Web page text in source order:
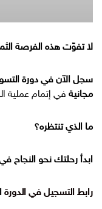
لا تفوّت هذه الفرصة
سجل الآن في دورة
مجانية في إتمام عملية
ما الذي تنتظره؟
ابدأ رحلتك نحو النجاح
رابط التسجيل في الدورة